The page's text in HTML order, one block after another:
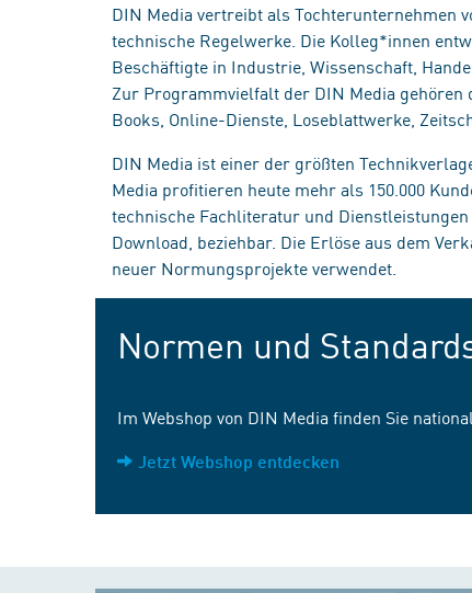
DIN Media vertreibt als Tochterunternehmen
technische Regelwerke. Die Kolleg*innen
Beschäftigte in Industrie, Wissenschaft,
Zur Programmvielfalt der DIN Media
Books, Online-Dienste, Loseblattwerke,
DIN Media ist einer der größten
Media profitieren heute mehr als 150.000
technische Fachliteratur und
Download, beziehbar. Die Erlöse aus dem
neuer Normungsprojekte verwendet.
Normen und
Im Webshop von DIN Media finden Sie
Jetzt Webshop entdecken